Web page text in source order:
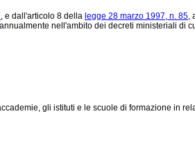
, e dall'articolo 8 della legge 28 marzo 1997, n. 85,
nell'ambito dei decreti ministeriali di
gli istituti e le scuole di formazione in